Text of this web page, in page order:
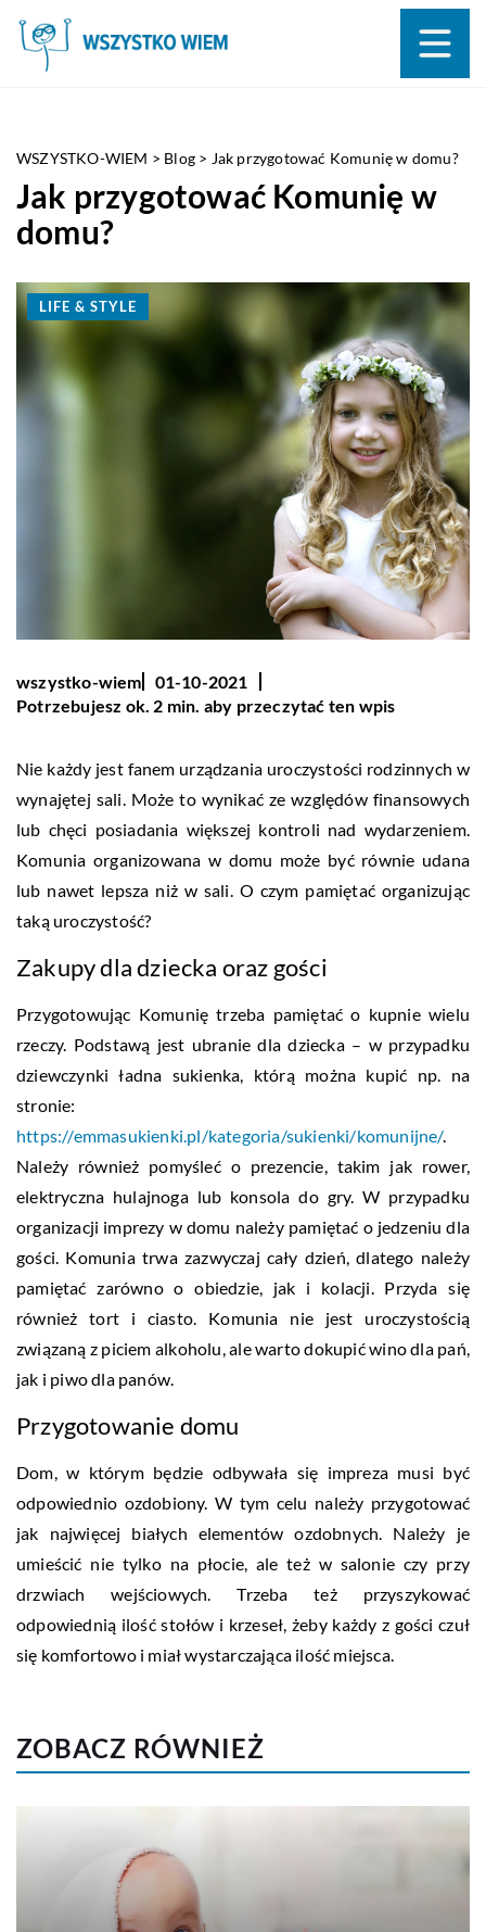
WSZYSTKO-WIEM > Blog > Jak przygotować Komunię w domu?
Jak przygotować Komunię w
domu?
LIFE & STYLE
wszystko-wiem
01-10-2021
Potrzebujesz ok. 2 min. aby przeczytać ten wpis
Nie każdy jest fanem urządzania uroczystości rodzinnych w
wynajętej sali. Może to wynikać ze względów finansowych
lub chęci posiadania większej kontroli nad wydarzeniem.
Komunia organizowana w domu może być równie udana
lub nawet lepsza niż w sali. O czym pamiętać organizując
taką uroczystość?
Zakupy dla dziecka oraz gości
Przygotowując Komunię trzeba pamiętać o kupnie wielu
rzeczy. Podstawą jest ubranie dla dziecka – w przypadku
dziewczynki ładna sukienka, którą można kupić np. na
stronie:
https://emmasukienki.pl/kategoria/sukienki/komunijne/.
Należy również pomyśleć o prezencie, takim jak rower,
elektryczna hulajnoga lub konsola do gry. W przypadku
organizacji imprezy w domu należy pamiętać o jedzeniu dla
gości. Komunia trwa zazwyczaj cały dzień, dlatego należy
pamiętać zarówno o obiedzie, jak i kolacji. Przyda się
również tort i ciasto. Komunia nie jest uroczystością
związaną z piciem alkoholu, ale warto dokupić wino dla pań,
jak i piwo dla panów.
Przygotowanie domu
Dom, w którym będzie odbywała się impreza musi być
odpowiednio ozdobiony. W tym celu należy przygotować
jak najwięcej białych elementów ozdobnych. Należy je
umieścić nie tylko na płocie, ale też w salonie czy przy
drzwiach wejściowych. Trzeba też przyszykować
odpowiednią ilość stołów i krzeseł, żeby każdy z gości czuł
się komfortowo i miał wystarczająca ilość miejsca.
ZOBACZ RÓWNIEŻ